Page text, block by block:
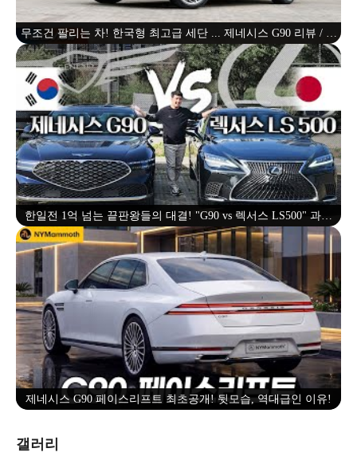
무조건 팔리는 차! 한국형 최고급 세단 ... 제네시스 G90 리뷰 / 오
토뷰 4K
한일전 1억 넘는 끝판왕들의 대결! "G90 vs 렉서스 LS500" 과연
회장님의 선택은?!
제네시스 G90 페이스리프트 최초공개! 뒷모습, 역대급인 이유!
갤러리